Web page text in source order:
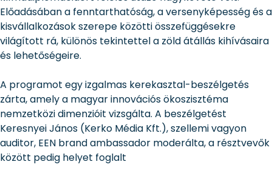
Előadásában a fenntarthatóság, a versenyképesség és a
kisvállalkozások szerepe közötti összefüggésekre
világított rá, különös tekintettel a zöld átállás kihívásaira
és lehetőségeire.
A programot egy izgalmas kerekasztal-beszélgetés
zárta, amely a magyar innovációs ökoszisztéma
nemzetközi dimenzióit vizsgálta. A beszélgetést
Keresnyei János (Kerko Média Kft.), szellemi vagyon
auditor, EEN brand ambassador moderálta, a résztvevők
között pedig helyet foglalt